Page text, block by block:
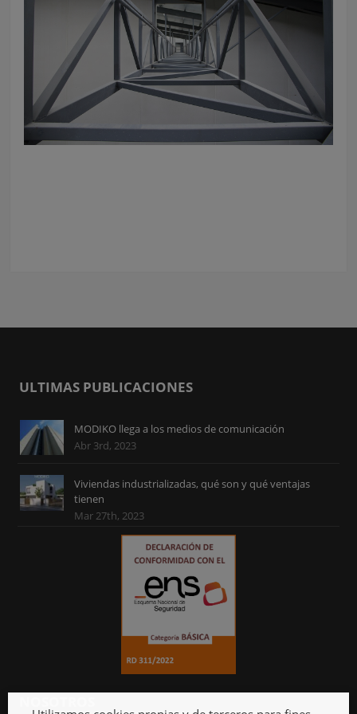
ULTIMAS PUBLICACIONES
MODIKO llega a los medios de comunicación
Abr 3rd, 2023
Viviendas industrializadas, qué son y qué ventajas
tienen
Mar 27th, 2023